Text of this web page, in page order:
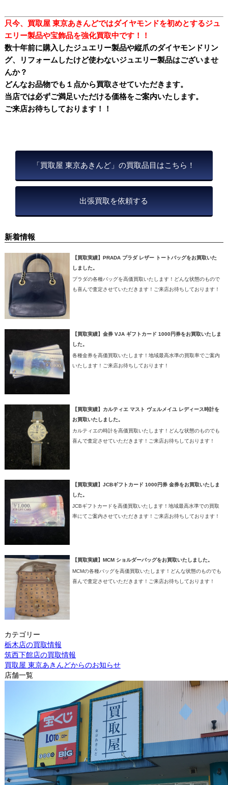
只今、買取屋 東京あきんどではダイヤモンドを初めとするジュ
エリー製品や宝飾品を強化買取中です！！
数十年前に購入したジュエリー製品や縦爪のダイヤモンドリン
グ、リフォームしたけど使わないジュエリー製品はございませ
んか？
どんなお品物でも１点から買取させていただきます。
当店では必ずご満足いただける価格をご案内いたします。
ご来店お待ちしております！！
「買取屋 東京あきんど」の買取品目はこちら！
出張買取を依頼する
新着情報
【買取実績】PRADA プラダ レザー トートバッグをお買取いた
しました。
プラダの各種バッグを高価買取いたします！どんな状態のもので
も喜んで査定させていただきます！ご来店お待ちしております！
【買取実績】金券 VJA ギフトカード 1000円券をお買取いたしま
した。
各種金券を高価買取いたします！地域最高水準の買取率でご案内
いたします！ご来店お待ちしております！
【買取実績】カルティエ マスト ヴェルメイユ レディース時計を
お買取いたしました。
カルティエの時計を高価買取いたします！どんな状態のものでも
喜んで査定させていただきます！ご来店お待ちしております！
【買取実績】JCBギフトカード 1000円券 金券をお買取いたしま
した。
JCBギフトカードを高価買取いたします！地域最高水準での買取
率にてご案内させていただきます！ご来店お待ちしております！
【買取実績】MCM ショルダーバッグをお買取いたしました。
MCMの各種バッグを高価買取いたします！どんな状態のものでも
喜んで査定させていただきます！ご来店お待ちしております！
カテゴリー
栃木店の買取情報
筑西下館店の買取情報
買取屋 東京あきんどからのお知らせ
店舗一覧